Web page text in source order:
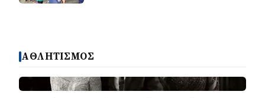
ΑΘΛΗΤΙΣΜΟΣ